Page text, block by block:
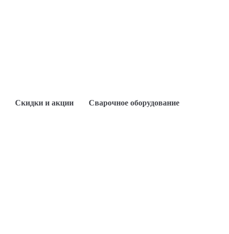
Скидки и акции Сварочное оборудование